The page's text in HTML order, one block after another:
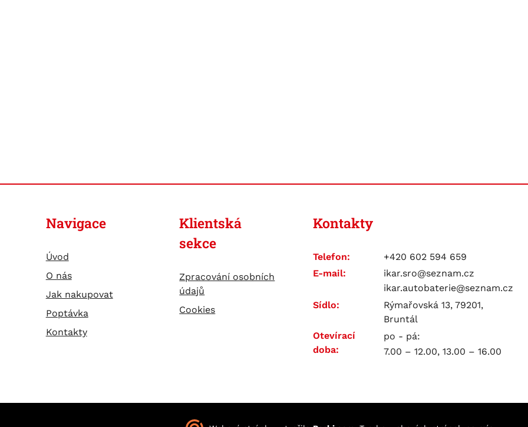
Navigace
Úvod
O nás
Jak nakupovat
Poptávka
Kontakty
Klientská
sekce
Zpracování osobních
údajů
Cookies
Kontakty
Telefon:
+420 602 594 659
E-mail:
ikar.sro@seznam.cz
ikar.autobaterie@seznam.cz
Sídlo:
Rýmařovská 13, 79201,
Bruntál
Otevírací
doba:
po - pá:
7.00 – 12.00, 13.00 – 16.00